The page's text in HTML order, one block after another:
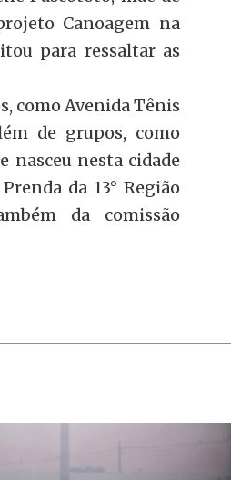
Canoagem na
para ressaltar as
como Avenida Tênis
de grupos, como
nasceu nesta cidade
da 13° Região
da comissão